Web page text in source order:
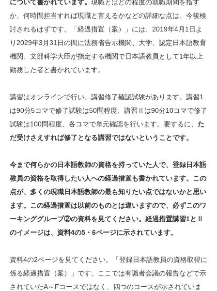
について書かれています。 現職とはどの程度の就職期間を指す
か、何時間担当すれば現職と言えるかなどの詳細な点は、今後検
討されるはずです。「経過措置（案）」には、2019年4月1日よ
り2029年3月31日の間に法務省告示機関、大学、認定日本語教育
機関、文部科学大臣が指定する機関で日本語教員として1年以上
勤務した者と書かれています。
講習はオンラインで行い、講習修了確認試験があります。講習1
は90分5コマで修了試験は50問程度、講習Ⅱは90分10コマで修了
試験は100問程度、各コマで単元確認を行います。要するに、 た
だ受けさえすれば修了となる講習ではないということです。
今まで何らかの日本語教師の資格を持っていた人で、登録日本語
教員の資格を取得したい人への経過措置も書かれています。この
点が、多くの現職日本語教師の最も知りたい点ではないかと思い
ます。この経過措置は以前のものとは違いますので、必ずこのワ
ーキンググループ②の資料を見てください。経過措置講習1とⅡ
のイメージは、資料4の5・6ページに示されています。
資料4の2ページを見てください。「登録日本語教員の資格取得に
係る経過措置（案）」です。ここでは有識者会議の報告などで示
されていたA～Fコースではなく、四つのコースが示されていま